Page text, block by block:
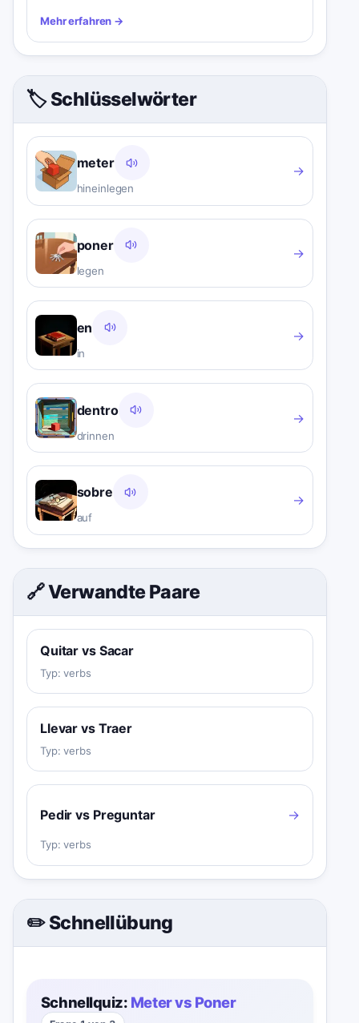
Mehr erfahren →
🏷️ Schlüsselwörter
meter
hineinlegen
→
poner
legen
→
en
in
→
dentro
drinnen
→
sobre
auf
→
🔗 Verwandte Paare
Quitar vs Sacar
Typ: verbs
Llevar vs Traer
Typ: verbs
Pedir vs Preguntar →
Typ: verbs
✏️ Schnellübung
Schnellquiz: Meter vs Poner